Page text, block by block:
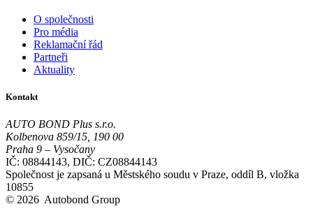
O společnosti
Pro média
Reklamační řád
Partneři
Aktuality
Kontakt
AUTO BOND Plus s.r.o.
Kolbenova 859/15, 190 00
Praha 9 – Vysočany
IČ: 08844143, DIČ: CZ08844143
Společnost je zapsaná u Městského soudu v Praze, oddíl B, vložka
10855
© 2026 Autobond Group